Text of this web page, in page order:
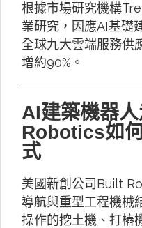
根據市場研究機構
業研究，因應AI基礎
全球九大雲端服務供
增約90%。
AI建築機器
Robotics如
式
美國新創公司Built
導航與重型工程機械
操作的挖土機、打樁